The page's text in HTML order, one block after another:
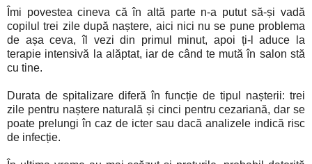
Îmi povestea cineva că în altă parte n-a putut să-și vadă
copilul trei zile după naștere, aici nici nu se pune problema
de așa ceva, îl vezi din primul minut, apoi ți-l aduce la
terapie intensivă la alăptat, iar de când te mută în salon stă
cu tine.
Durata de spitalizare diferă în funcție de tipul nașterii: trei
zile pentru naștere naturală și cinci pentru cezariană, dar se
poate prelungi în caz de icter sau dacă analizele indică risc
de infecție.